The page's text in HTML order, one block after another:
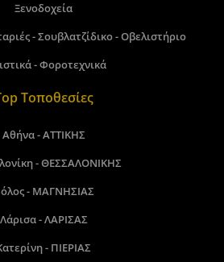
Ξενοδοχεία
- Σουβλατζίδικο - Οβελιστήριο
- Φοροτεχνικά
Τοποθεσίες
Αθήνα - ΑΤΤΙΚΗΣ
- ΘΕΣΣΑΛΟΝΙΚΗΣ
- ΜΑΓΝΗΣΙΑΣ
Λάρισα - ΛΑΡΙΣΑΣ
- ΠΙΕΡΙΑΣ